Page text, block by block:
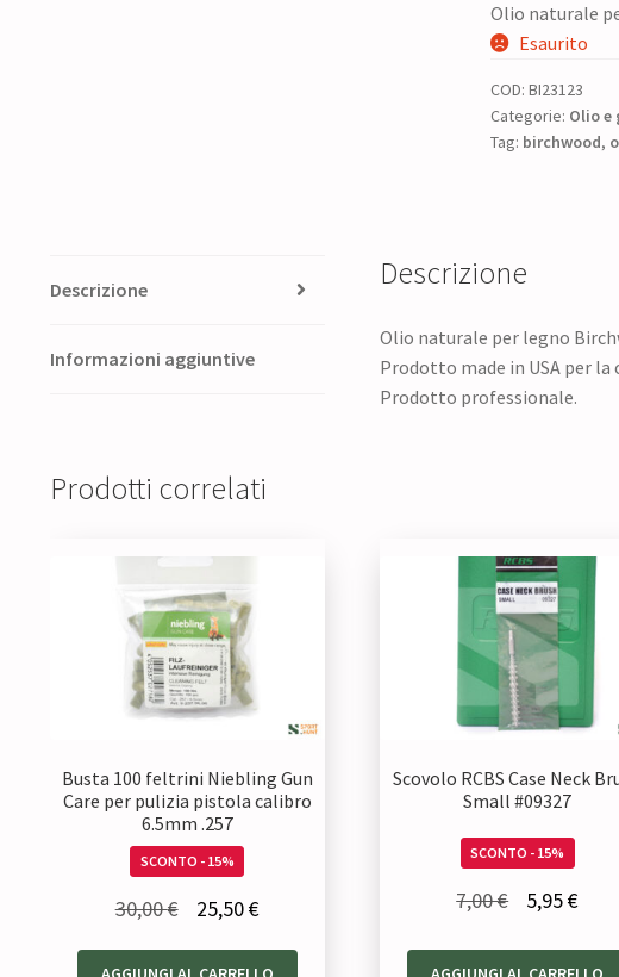
era:
Olio naturale
Esaurito
COD: BI23123
Categorie: Olio e
Tag: birchwood,
Descrizione
Informazioni aggiuntive
Descrizione
Olio naturale per legno
Prodotto made in USA per la
Prodotto professionale.
Prodotti correlati
Busta 100 feltrini Niebling Gun
Care per pulizia pistola calibro
6.5mm .257
SCONTO - 15%
30,00€ 25,50€Il
Scovolo RCBS Case Neck
Small #09327
SCONTO - 15%
7,00€
originale
5,95€Il